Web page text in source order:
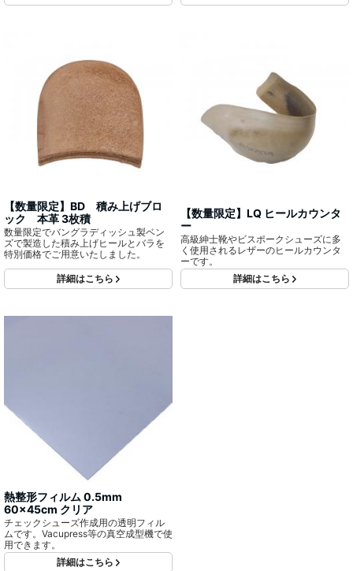
【数量限定】BD 積み上げブロ
ック 本革 3枚積
数量限定でバングラディッシュ製ベン
ズで製造した積み上げヒールとバラを
特別価格でご用意いたしました。
詳細はこちら
【数量限定】LQ ヒールカウンタ
ー
高級紳士靴やビスポークシューズに多
く使用されるレザーのヒールカウンタ
ーです。
詳細はこちら
熱整形フィルム 0.5mm
60x45cm クリア
チェックシューズ作成用の透明フィル
ムです。Vacupress等の真空成型機で使
用できます。
詳細はこちら